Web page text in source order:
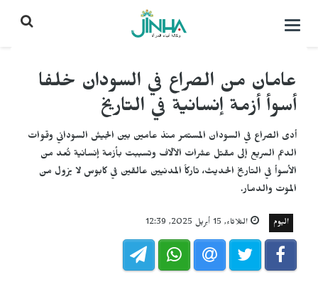
التحكم
عامان من الصراع في السودان خلفا
أسوأ أزمة إنسانية في التاريخ
أدى الصراع في السودان المستمر منذ عامين بين الجيش السوداني وقوات
الدعم السريع إلى مقتل عشرات الآلاف وتسببت بأزمة إنسانية تُعد من
الأسوأ في التاريخ الحديث، تاركاً المدنيين عالقين في كابوس لا يزول من
الموت والدمار.
اليوم الثلاثاء, 15 أبريل 2025, 12:39